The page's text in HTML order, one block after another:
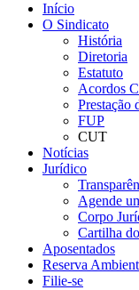
Início
O Sindicato
História
Diretoria
Estatuto
Acordos
Prestação
FUP
CUT
Notícias
Jurídico
Agende
Corpo
Cartilha
Aposentados
Reserva
Filie-se